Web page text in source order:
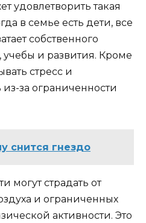
удовлетворить такая
в семье есть дети, все
собственного
учебы и развития. Кроме
стресс и
за ограниченности
снится гнездо
могут страдать от
и ограниченных
активности. Это